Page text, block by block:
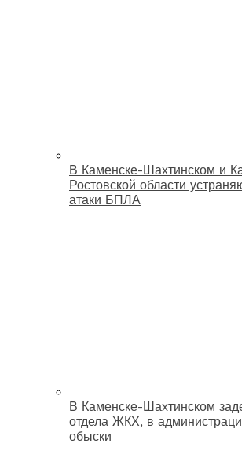
В Каменске-Шахтинском и
Ростовской области
атаки БПЛА
В Каменске-Шахтинском
отдела ЖКХ, в
обыски